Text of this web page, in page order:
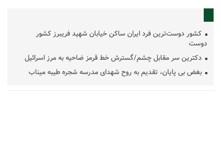
کشور دوست‌ترین فرد ایران ساکن خیابان شهید فریبرز کشور
دوست
دکترین سر مقابل چشم/گسترش خط قرمز ضاحیه به مرز اسرائیل
بغض بی پایان، تقدیم به روح شهدای مدرسه شجره طیبه میناب